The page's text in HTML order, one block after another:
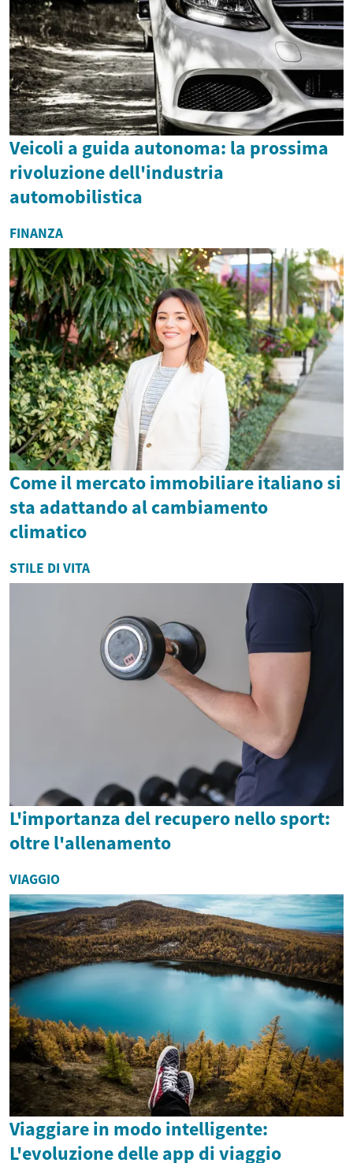
Veicoli a guida autonoma: la prossima
rivoluzione dell'industria
automobilistica
FINANZA
Come il mercato immobiliare italiano si
sta adattando al cambiamento
climatico
STILE DI VITA
L'importanza del recupero nello sport:
oltre l'allenamento
VIAGGIO
Viaggiare in modo intelligente:
L'evoluzione delle app di viaggio